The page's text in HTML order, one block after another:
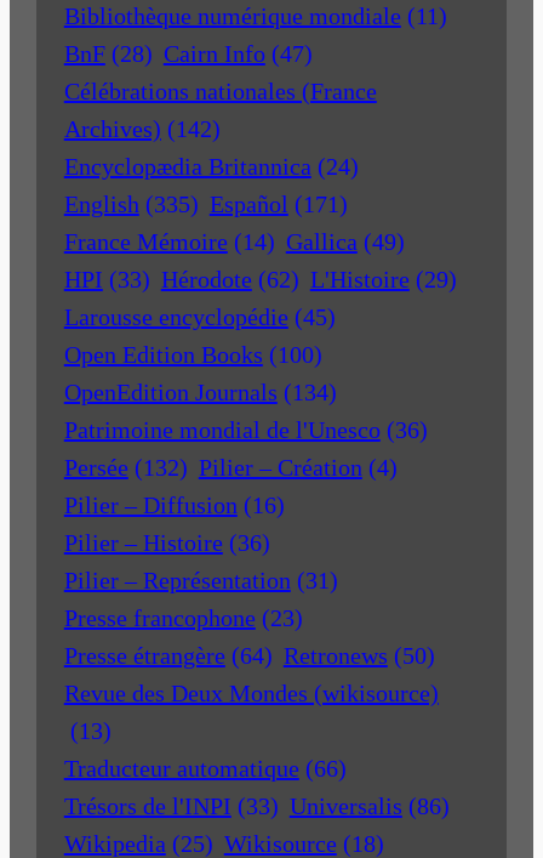
Bibliothèque numérique mondiale (11)
BnF (28) Cairn Info (47)
Célébrations nationales (France
Archives) (142)
Encyclopædia Britannica (24)
English (335) Español (171)
France Mémoire (14) Gallica (49)
HPI (33) Hérodote (62) L'Histoire (29)
Larousse encyclopédie (45)
Open Edition Books (100)
OpenEdition Journals (134)
Patrimoine mondial de l'Unesco (36)
Persée (132) Pilier – Création (4)
Pilier – Diffusion (16)
Pilier – Histoire (36)
Pilier – Représentation (31)
Presse francophone (23)
Presse étrangère (64) Retronews (50)
Revue des Deux Mondes (wikisource)
(13)
Traducteur automatique (66)
Trésors de l'INPI (33) Universalis (86)
Wikipedia (25) Wikisource (18)